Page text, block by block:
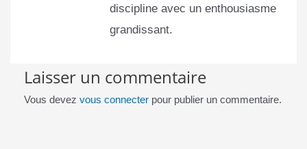
discipline avec un enthousiasme
grandissant.
Laisser un commentaire
Vous devez vous connecterpour publier un commentaire.